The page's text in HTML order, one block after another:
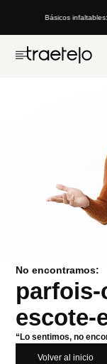
Básicos
No encontramos:
parfois-
escote-
“Lo sentimos, no
Volver al inicio